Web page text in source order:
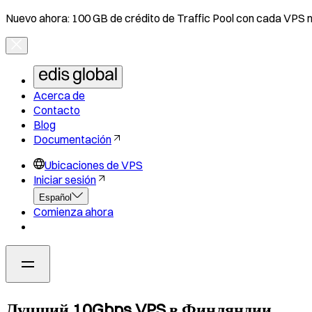
Nuevo ahora: 100 GB de crédito de Traffic Pool con cada VPS
Acerca de
Contacto
Blog
Documentación
Ubicaciones de VPS
Iniciar sesión
Español
Comienza ahora